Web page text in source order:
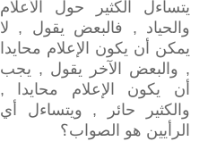
يتساءل الكثير حول الأعلام
والحياد , فالبعض يقول , لا
يمكن أن يكون الإعلام محايدا
, والبعض الآخر يقول , يجب
أن يكون الإعلام محايدا ,
والكثير حائر , ويتساءل أي
الرأيين هو الصواب؟